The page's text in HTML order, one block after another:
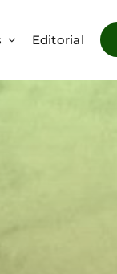
Editorial